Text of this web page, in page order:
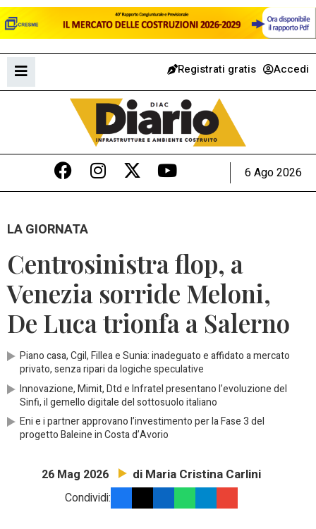
Registrati gratis Accedi
6 Ago 2026
LA GIORNATA
Centrosinistra flop, a
Venezia sorride Meloni,
De Luca trionfa a Salerno
Piano casa, Cgil, Fillea e Sunia: inadeguato e affidato a mercato
privato, senza ripari da logiche speculative
Innovazione, Mimit, Dtd e Infratel presentano l’evoluzione del
Sinfi, il gemello digitale del sottosuolo italiano
Eni e i partner approvano l’investimento per la Fase 3 del
progetto Baleine in Costa d’Avorio
26 Mag 2026 di Maria Cristina Carlini
Condividi: